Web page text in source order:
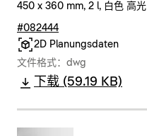
450 x 360 mm, 2 l, 白色 高光
#082444
2D Planungsdaten
文件格式：dwg
下载 (59.19 KB)